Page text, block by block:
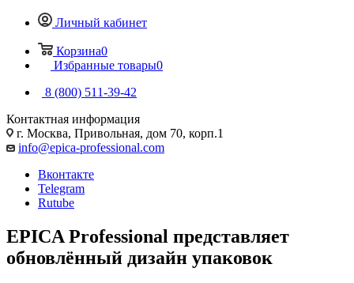
Личный кабинет
Корзина0
Избранные товары0
8 (800) 511-39-42
Контактная информация
г. Москва, Привольная, дом 70, корп.1
info@epica-professional.com
Вконтакте
Telegram
Rutube
EPICA Professional представляет
обновлённый дизайн упаковок